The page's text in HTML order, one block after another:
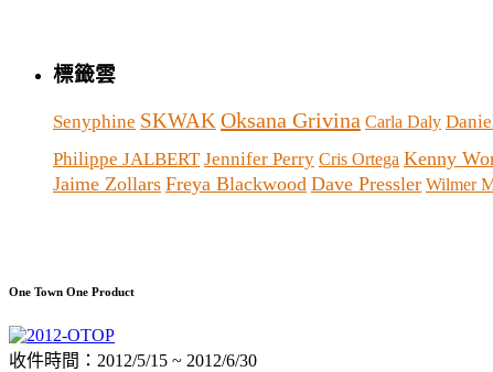
標籤雲
Senyphine SKWAKOksana Grivina Carla Daly
Philippe JALBERT Jennifer Perry Cris Ortega Kenny
Jaime Zollars Freya Blackwood Dave Pressler Wilmer
One Town One Product
收件時間：2012/5/15 ~ 2012/6/30